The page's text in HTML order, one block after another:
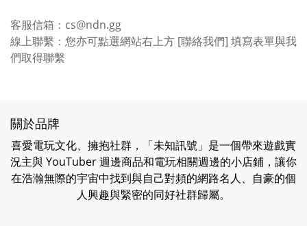
客服信箱：cs@ndn.gg
線上聯繫：您亦可點選網站右上方 [聯絡我們] 填寫表單與我
們取得聯繫
關於品牌
喜愛電玩文化、擁抱社群，「未知訊號」是一個帶來遊戲實
況主與 YouTuber 週邊商品和電玩相關週邊的小店鋪，讓你
在浩瀚無際的宇宙中找到與自己對頻的網路名人、自豪的個
人興趣與緊密的同好社群歸屬。